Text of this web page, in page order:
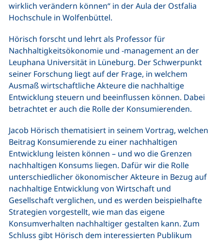
wirklich verändern können“ in der Aula der Ostfalia
Hochschule in Wolfenbüttel.
Hörisch forscht und lehrt als Professor für
Nachhaltigkeitsökonomie und -management an der
Leuphana Universität in Lüneburg. Der Schwerpunkt
seiner Forschung liegt auf der Frage, in welchem
Ausmaß wirtschaftliche Akteure die nachhaltige
Entwicklung steuern und beeinflussen können. Dabei
betrachtet er auch die Rolle der Konsumierenden.
Jacob Hörisch thematisiert in seinem Vortrag, welchen
Beitrag Konsumierende zu einer nachhaltigen
Entwicklung leisten können – und wo die Grenzen
nachhaltigen Konsums liegen. Dafür wir die Rolle
unterschiedlicher ökonomischer Akteure in Bezug auf
nachhaltige Entwicklung von Wirtschaft und
Gesellschaft verglichen, und es werden beispielhafte
Strategien vorgestellt, wie man das eigene
Konsumverhalten nachhaltiger gestalten kann. Zum
Schluss gibt Hörisch dem interessierten Publikum